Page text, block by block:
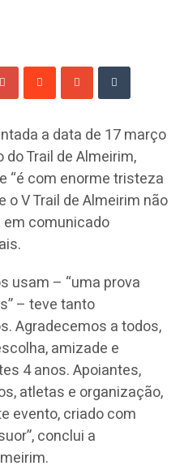
a data de 17 março
Trail de Almeirim,
“é com enorme tristeza
V Trail de Almeirim não
em comunicado
usam – “uma prova
– teve tanto
Agradecemos a todos,
amizade e
4 anos. Apoiantes,
atletas e organização,
evento, criado com
conclui a